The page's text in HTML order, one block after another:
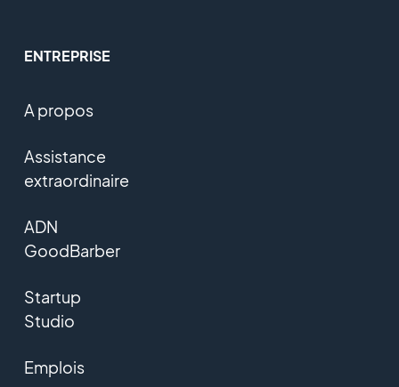
ENTREPRISE
A propos
Assistance
extraordinaire
ADN
GoodBarber
Startup
Studio
Emplois